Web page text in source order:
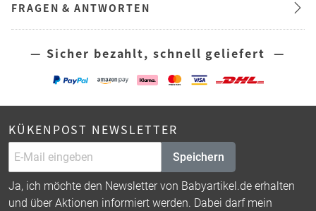
FRAGEN & ANTWORTEN
— Sicher bezahlt, schnell geliefert —
KÜKENPOST NEWSLETTER
Speichern
Ja, ich möchte den Newsletter von Babyartikel.de erhalten
und über Aktionen informiert werden. Dabei darf mein